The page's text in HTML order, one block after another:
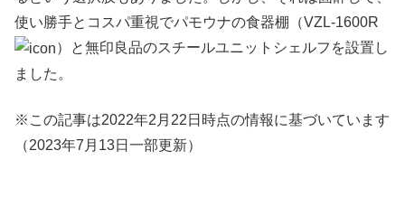
使い勝手とコスパ重視でパモウナの食器棚（VZL-1600R
）と無印良品のスチールユニットシェルフを設置し
ました。
※この記事は2022年2月22日時点の情報に基づいています
（2023年7月13日一部更新）